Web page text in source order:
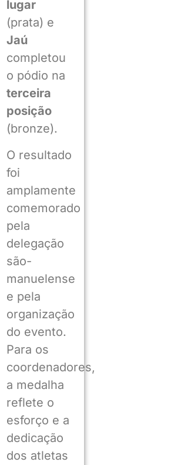
lugar
(prata) e
Jaú
completou
o pódio na
terceira
posição
(bronze).
O resultado
foi
amplamente
comemorado
pela
delegação
são-
manuelense
e pela
organização
do evento.
Para os
coordenadores,
a medalha
reflete o
esforço e a
dedicação
dos atletas